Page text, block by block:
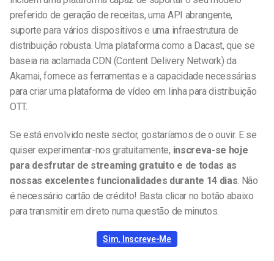
preferido de geração de receitas, uma API abrangente,
suporte para vários dispositivos e uma infraestrutura de
distribuição robusta. Uma plataforma como a Dacast, que se
baseia na aclamada CDN (Content Delivery Network) da
Akamai, fornece as ferramentas e a capacidade necessárias
para criar uma plataforma de vídeo em linha para distribuição
OTT.
Se está envolvido neste sector, gostaríamos de o ouvir. E se
quiser experimentar-nos gratuitamente, inscreva-se hoje
para desfrutar de streaming gratuito e de todas as
nossas excelentes funcionalidades durante 14 dias . Não
é necessário cartão de crédito! Basta clicar no botão abaixo
para transmitir em direto numa questão de minutos.
Sim, Inscreve-Me